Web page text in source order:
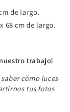
de largo.
68 cm de largo.
trabajo!
cómo luces
tus fotos